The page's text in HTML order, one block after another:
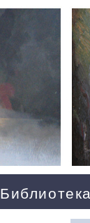
Библиотека